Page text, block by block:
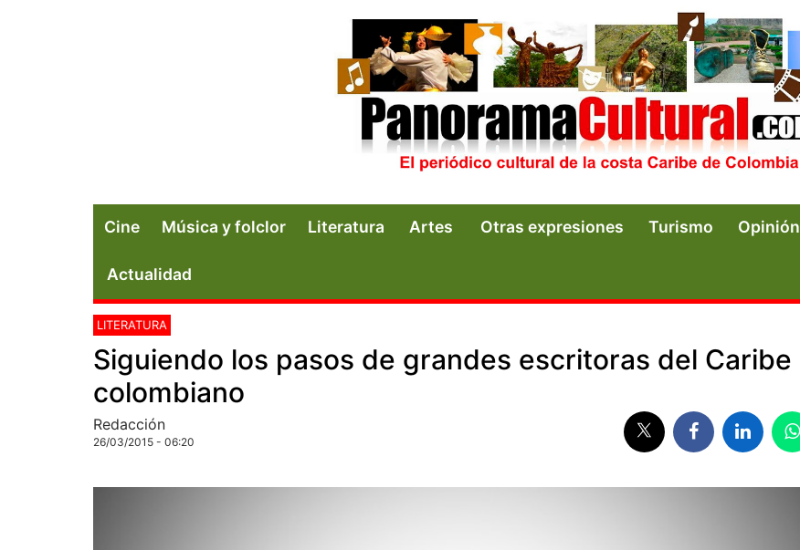
Cine Música y folclor Literatura Artes Otras expresiones Turismo Opinión
Actualidad
LITERATURA
Siguiendo los pasos de grandes escritoras del Caribe
colombiano
Redacción
26/03/2015 - 06:20